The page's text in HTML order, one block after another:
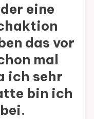
eine
das vor
mal
ich sehr
bin ich